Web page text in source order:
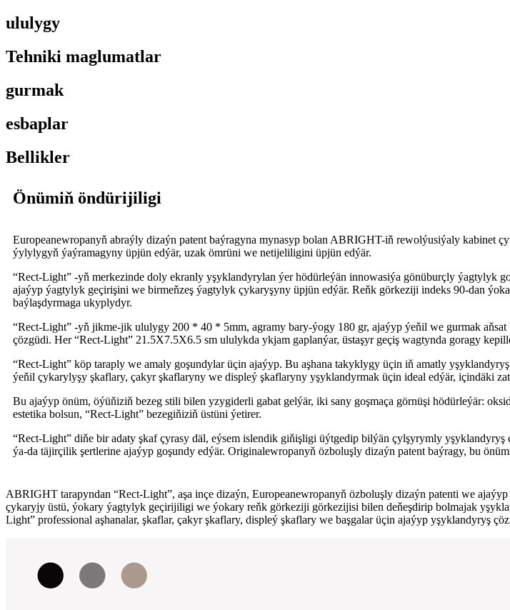
ululygy
Tehniki maglumatlar
gurmak
esbaplar
Bellikler
Önümiň öndürijiligi
Europeanewropanyň abraýly dizaýn patent baýragyna mynasyp bolan ABRIGHT-iň rewolýusiýaly kabinet
ýylylygyň ýaýramagyny üpjün edýär, uzak ömrüni we netijeliligini üpjün edýär.
“Rect-Light” -yň merkezinde doly ekranly yşyklandyrylan ýer hödürleýän innowasiýa gönüburçly ýagtylyk
ajaýyp ýagtylyk geçirişini we birmeňzeş ýagtylyk çykaryşyny üpjün edýär. Reňk görkeziji indeks 90-dan
baýlaşdyrmaga ukyplydyr.
“Rect-Light” -yň jikme-jik ululygy 200 * 40 * 5mm, agramy bary-ýogy 180 gr, ajaýyp ýeňil we gurmak
çözgüdi. Her “Rect-Light” 21.5X7.5X6.5 sm ululykda ykjam gaplanýar, üstaşyr geçiş wagtynda goragy
“Rect-Light” köp taraply we amaly goşundylar üçin ajaýyp. Bu aşhana takyklygy üçin iň amatly
ýeňil çykarylyşy şkaflary, çakyr şkaflaryny we displeý şkaflaryny yşyklandyrmak üçin ideal edýär, içindäki
Bu ajaýyp önüm, öýüňiziň bezeg stili bilen yzygiderli gabat gelýär, iki sany goşmaça görnüşi hödürleýär:
estetika bolsun, “Rect-Light” bezegiňiziň üstüni ýetirer.
“Rect-Light” diňe bir adaty şkaf çyrasy däl, eýsem islendik giňişligi üýtgedip bilýän çylşyrymly
ýa-da täjirçilik şertlerine ajaýyp goşundy edýär. Originalewropanyň özboluşly dizaýn patent baýragy, bu
ABRIGHT tarapyndan “Rect-Light”, aşa inçe dizaýn, Europeanewropanyň özboluşly dizaýn patenti we
çykaryjy üstü, ýokary ýagtylyk geçirijiligi we ýokary reňk görkeziji görkezijisi bilen deňeşdirip bolmajak
Light” professional aşhanalar, şkaflar, çakyr şkaflary, displeý şkaflary we başgalar üçin ajaýyp yşyklandyryş